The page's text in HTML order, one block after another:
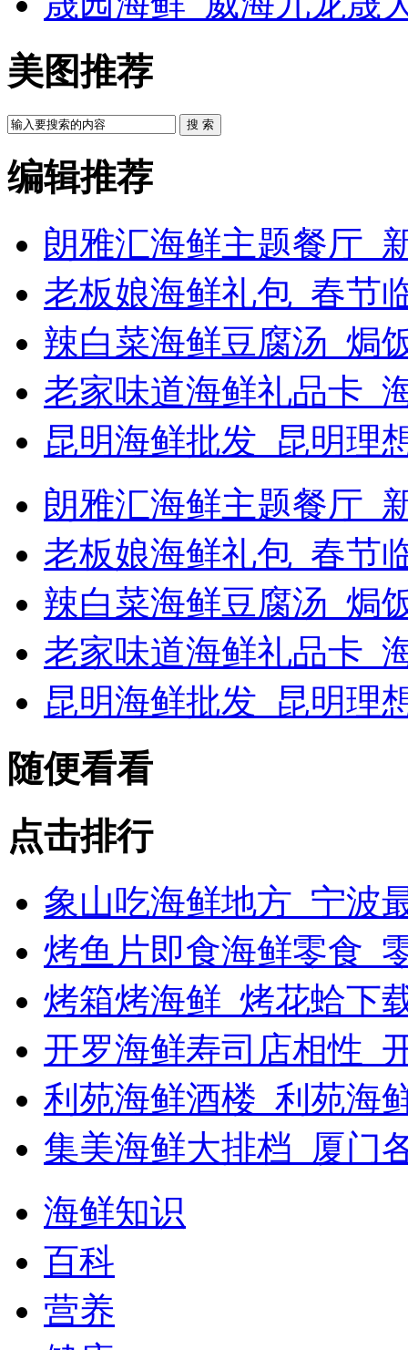
美图推荐
搜 索
编辑推荐
朗雅汇海鲜主题餐厅_
老板娘海鲜礼包_春节
辣白菜海鲜豆腐汤_焗
老家味道海鲜礼品卡_
昆明海鲜批发_昆明理
朗雅汇海鲜主题餐厅_
老板娘海鲜礼包_春节
辣白菜海鲜豆腐汤_焗
老家味道海鲜礼品卡_
昆明海鲜批发_昆明理
随便看看
点击排行
象山吃海鲜地方_宁波
烤鱼片即食海鲜零食_
烤箱烤海鲜_烤花蛤下
开罗海鲜寿司店相性_
利苑海鲜酒楼_利苑海
集美海鲜大排档_厦门
海鲜知识
百科
营养